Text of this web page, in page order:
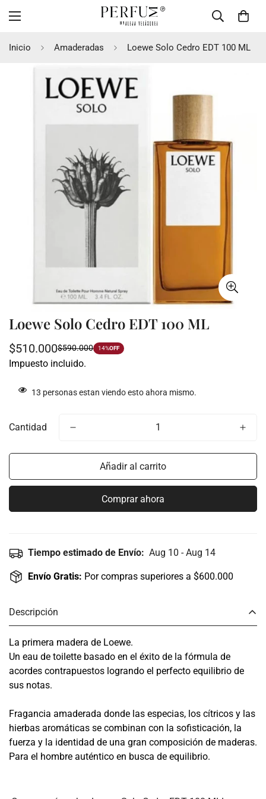
Inicio Amaderadas Loewe Solo Cedro EDT 100 ML
Loewe Solo Cedro EDT 100 ML
Precio
de
$510.000
Precio
regular
$590.000 14%OFF
Impuesto incluido.
13 personas estan viendo esto ahora mismo.
Cantidad
Añadir al carrito
Comprar ahora
Tiempo estimado de Envío: Aug 10 - Aug 14
Envío Gratis: Por compras superiores a $600.000
Descripción
La primera madera de Loewe.
Un eau de toilette basado en el éxito de la fórmula de
acordes contrapuestos logrando el perfecto equilibrio de
sus notas.
Fragancia amaderada donde las especias, los cítricos y las
hierbas aromáticas se combinan con la sofisticación, la
fuerza y la identidad de una gran composición de maderas.
Para el hombre auténtico en busca de equilibrio.